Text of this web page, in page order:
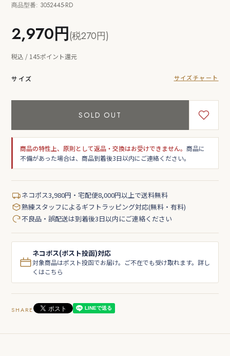
商品型番: 3052445-RD
2,970円(税270円)
税込 / 145ポイント還元
サイズ サイズチャート
SOLD OUT
商品の特性上、原則として返品・交換はお受けできません。商品に
不備があった場合は、商品到着後3日以内にご連絡ください。
ネコポス3,980円・宅配便8,000円以上で送料無料
熟練スタッフによるギフトラッピング対応(無料・有料)
不良品・誤配送は到着後3日以内にご連絡ください
ネコポス(ポスト投函)対応
対象商品はポスト投函でお届け。ご不在でも受け取れます。詳し
くはこちら
SHARE